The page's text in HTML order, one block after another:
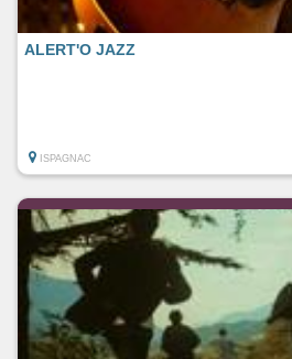
ALERT'O JAZZ
ISPAGNAC